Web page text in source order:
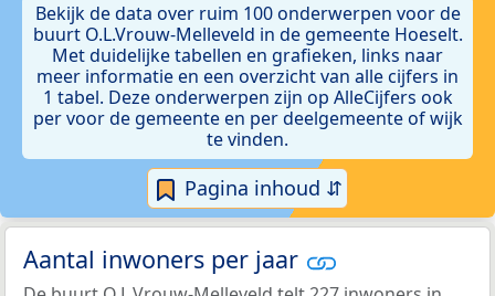
Bekijk de data over ruim 100 onderwerpen voor de
buurt O.L.Vrouw-Melleveld in de gemeente Hoeselt.
Met duidelijke tabellen en grafieken, links naar
meer informatie en een overzicht van alle cijfers in
1 tabel. Deze onderwerpen zijn op AlleCijfers ook
per voor de gemeente en per deelgemeente of wijk
te vinden.
Pagina inhoud ⇵
Aantal inwoners per jaar